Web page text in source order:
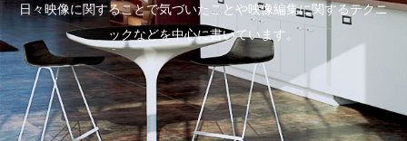
日々映像に関することで気づいたことや映像編集に関するテクニ
ックなどを中心に書いています。